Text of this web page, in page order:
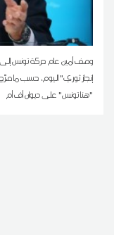
وصف أمين عام حركة تونس إلى
"هنا تونس" على ديوان أف أم